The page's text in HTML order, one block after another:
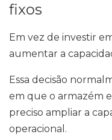
fixos
Em vez de investir
aumentar a
Essa decisão
em que o armazém
preciso ampliar a
operacional.